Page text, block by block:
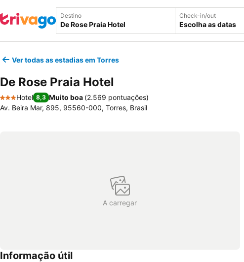
Destino Check-in/out
Escolha as datas
Ver todas as estadias em Torres
De Rose Praia Hotel
3 Estrelas
Hotel 8,3 Muito boa (2.569 pontuações)
Av. Beira Mar, 895, 95560-000, Torres, Brasil
A carregar
Informação útil